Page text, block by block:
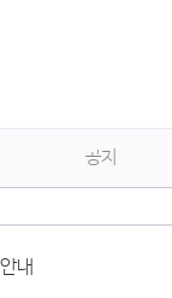
공지
내